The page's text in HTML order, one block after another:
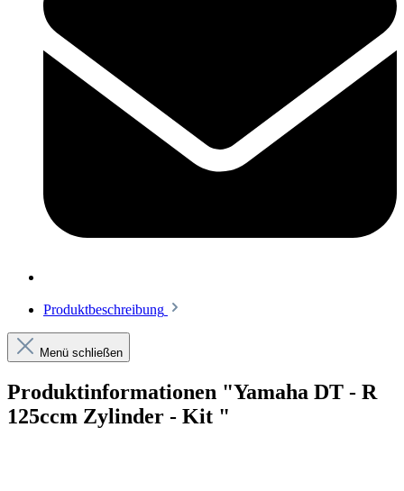
Produktbeschreibung
Menü schließen
Produktinformationen "Yamaha DT - R
125ccm Zylinder - Kit "